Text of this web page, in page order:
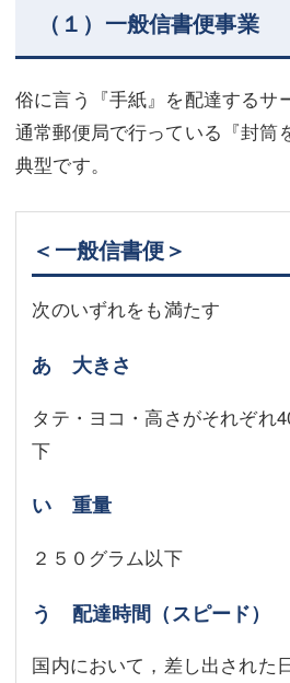
（１）一般信書便事業
俗に言う『手紙』を配達するサ
通常郵便局で行っている『封筒
典型です。
＜一般信書便＞
次のいずれをも満たす
あ 大きさ
タテ・ヨコ・高さがそれぞれ
下
い 重量
２５０グラム以下
う 配達時間（スピード）
国内において，差し出された